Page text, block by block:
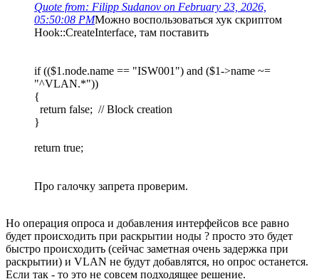
Quote from: Filipp Sudanov on February 23, 2026,
05:50:08 PMМожно воспользоваться хук скриптом
Hook::CreateInterface, там поставить
if (($1.node.name == "ISW001") and ($1->name ~=
"^VLAN.*"))
{
return false; // Block creation
}
return true;
Про галочку запрета проверим.
Но операция опроса и добавления интерфейсов все равно
будет происходить при раскрытии ноды ? просто это будет
быстро происходить (сейчас заметная очень задержка при
раскрытии) и VLAN не будут добавлятся, но опрос останется.
Если так - то это не совсем подходящее решение.